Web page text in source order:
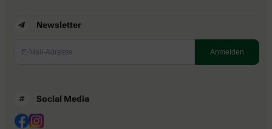
Newsletter
Social Media